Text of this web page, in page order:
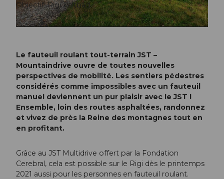
© Rita Baggenstos, Schwyzer Wanderwege
Objectif: Rigi Kaltbad
Le fauteuil roulant tout-terrain JST –
Mountaindrive ouvre de toutes nouvelles
perspectives de mobilité. Les sentiers pédestres
considérés comme impossibles avec un fauteuil
manuel deviennent un pur plaisir avec le JST !
Ensemble, loin des routes asphaltées, randonnez
et vivez de près la Reine des montagnes tout en
en profitant.
Grâce au JST Multidrive offert par la Fondation
Cerebral, cela est possible sur le Rigi dès le printemps
2021 aussi pour les personnes en fauteuil roulant.